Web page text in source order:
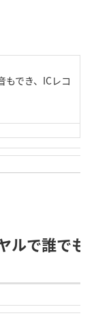
もでき、ICレコ
ルで誰で